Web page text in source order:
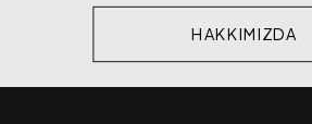
HAKKIMIZDA